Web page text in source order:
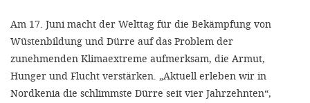
Am 17. Juni macht der Welttag für die Bekämpfung von
Wüstenbildung und Dürre auf das Problem der
zunehmenden Klimaextreme aufmerksam, die Armut,
Hunger und Flucht verstärken. „Aktuell erleben wir in
Nordkenia die schlimmste Dürre seit vier Jahrzehnten“,